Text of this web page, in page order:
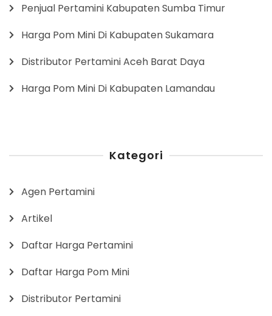
Penjual Pertamini Kabupaten Sumba Timur
Harga Pom Mini Di Kabupaten Sukamara
Distributor Pertamini Aceh Barat Daya
Harga Pom Mini Di Kabupaten Lamandau
Kategori
Agen Pertamini
Artikel
Daftar Harga Pertamini
Daftar Harga Pom Mini
Distributor Pertamini